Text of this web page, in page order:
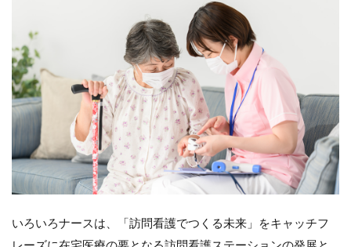
いろいろナースは、「訪問看護でつくる未来」をキャッチフ